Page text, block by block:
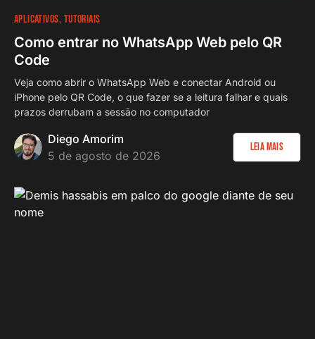
APLICATIVOS TUTORIAIS
Como entrar no WhatsApp Web pelo QR
Code
Veja como abrir o WhatsApp Web e conectar Android ou
iPhone pelo QR Code, o que fazer se a leitura falhar e quais
prazos derrubam a sessão no computador
Diego Amorim
5 de agosto de 2026
Leia Mais